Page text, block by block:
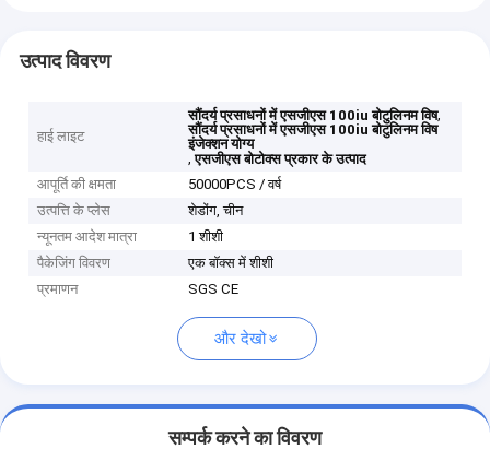
उत्पाद विवरण
हाई लाइट
सौंदर्य प्रसाधनों में एसजीएस 100iu बोटुलिनम विष,
सौंदर्य प्रसाधनों में एसजीएस 100iu बोटुलिनम विष
इंजेक्शन योग्य
,एसजीएस बोटोक्स प्रकार के उत्पाद
आपूर्ति की क्षमता
50000PCS / वर्ष
उत्पत्ति के प्लेस
शेडोंग, चीन
न्यूनतम आदेश मात्रा
1 शीशी
पैकेजिंग विवरण
एक बॉक्स में शीशी
प्रमाणन
SGS CE
और देखो
सम्पर्क करने का विवरण